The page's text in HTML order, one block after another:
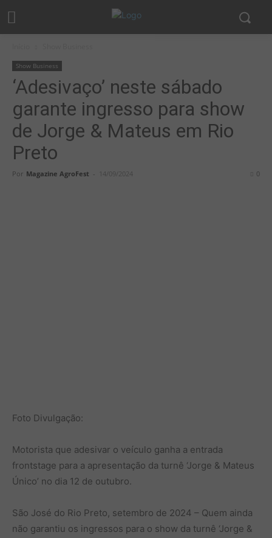
Show Business
‘Adesivaço’ neste sábado
garante ingresso para show
de Jorge & Mateus em Rio
Preto
Por Magazine AgroFest - 14/09/2024 0
Foto Divulgação:
Motorista que adesivar o veículo ganha a entrada
frontstage para a apresentação da turnê ‘Jorge & Mateus
Único’ no dia 12 de outubro.
São José do Rio Preto, setembro de 2024 – Quem ainda
não garantiu os ingressos para o show da turnê ‘Jorge &